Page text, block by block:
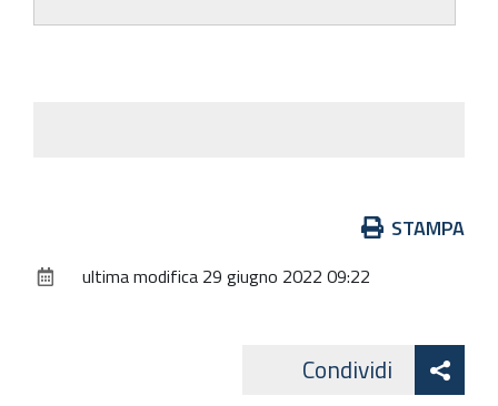
documento
STAMPA
ultima modifica 29 giugno 2022 09:22
Condividi